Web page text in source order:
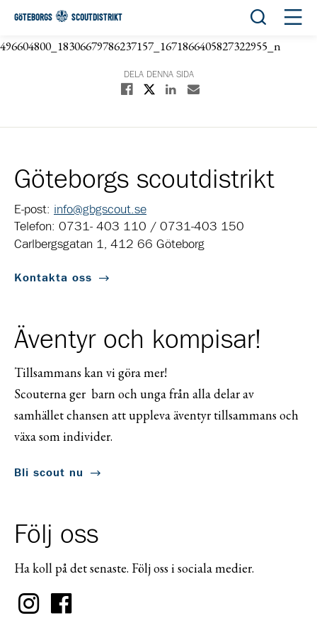
GÖTEBORGS SCOUTDISTRIKT Öppna
496604800_18306679786237157_1671866405827322955_n
DELA DENNA SIDA
Dela på Facebook
Dela på XDela på Linkedin
Dela med E-post
Göteborgs scoutdistrikt
E-post: info@gbgscout.se
Telefon: 0731- 403 110 / 0731-403 150
Carlbergsgatan 1, 412 66 Göteborg
Kontakta oss
Äventyr och kompisar!
Tillsammans kan vi göra mer!
Scouterna ger barn och unga från alla delar av
samhället chansen att uppleva äventyr tillsammans och
växa som individer.
Bli scout nu
Följ oss
Ha koll på det senaste. Följ oss i sociala medier.